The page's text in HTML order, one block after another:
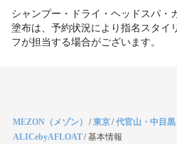
シャンプー・ドライ・ヘッドスパ・
塗布は、予約状況により指名スタイ
フが担当する場合がございます。
MEZON（メゾン） /東京/代官山・中目
ALICebyAFLOAT/基本情報